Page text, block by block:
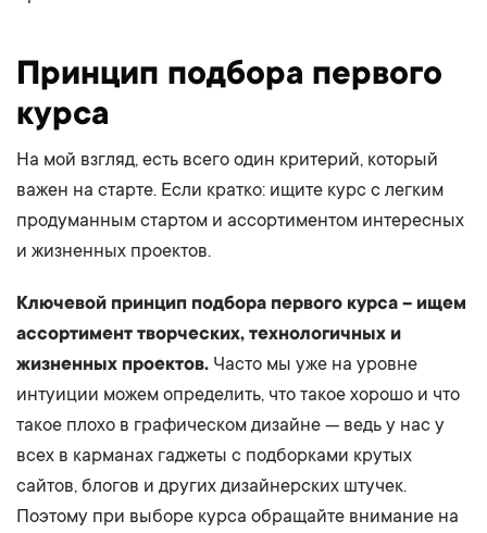
Принцип подбора первого
курса
На мой взгляд, есть всего один критерий, который
важен на старте. Если кратко: ищите курс с легким
продуманным стартом и ассортиментом интересных
и жизненных проектов.
Ключевой принцип подбора первого курса – ищем
ассортимент творческих, технологичных и
жизненных проектов. Часто мы уже на уровне
интуиции можем определить, что такое хорошо и что
такое плохо в графическом дизайне — ведь у нас у
всех в карманах гаджеты с подборками крутых
сайтов, блогов и других дизайнерских штучек.
Поэтому при выборе курса обращайте внимание на